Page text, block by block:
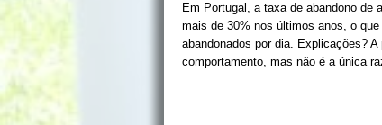
Em Portugal, a taxa de abandono de
mais de 30% nos últimos anos, o
abandonados por dia. Explicações?
comportamento, mas não é a única